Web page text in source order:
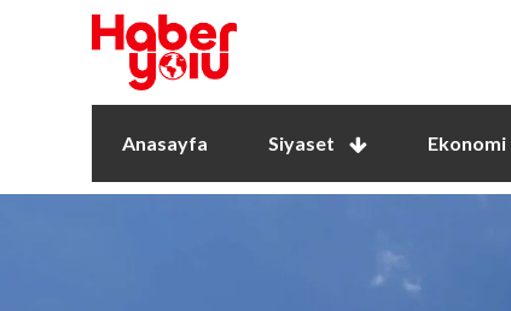
Anasayfa Siyaset Ekonomi